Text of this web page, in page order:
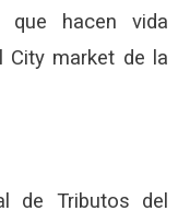
que hacen vida
City market de la
de Tributos del